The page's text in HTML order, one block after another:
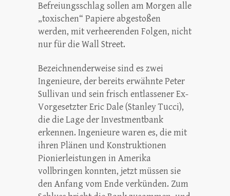
Befreiungsschlag sollen am Morgen alle
„toxischen“ Papiere abgestoßen
werden, mit verheerenden Folgen, nicht
nur für die Wall Street.
Bezeichnenderweise sind es zwei
Ingenieure, der bereits erwähnte Peter
Sullivan und sein frisch entlassener Ex-
Vorgesetzter Eric Dale (Stanley Tucci),
die die Lage der Investmentbank
erkennen. Ingenieure waren es, die mit
ihren Plänen und Konstruktionen
Pionierleistungen in Amerika
vollbringen konnten, jetzt müssen sie
den Anfang vom Ende verkünden. Zum